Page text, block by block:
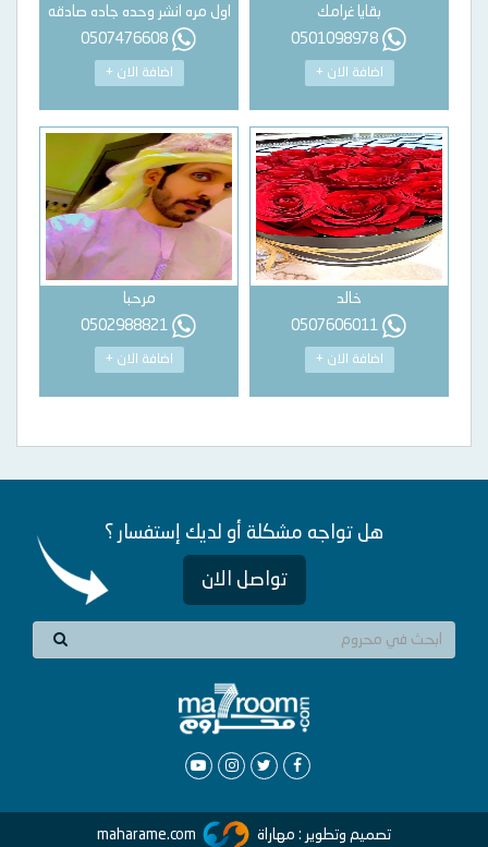
بقايا غرامك
0501098978
اضافة الان +
اول مره انشر وحده جاده صادقه
0507476608
اضافة الان +
خالد
0507606011
اضافة الان +
مرحبا
0502988821
اضافة الان +
هل تواجه مشكلة أو لديك إستفسار ؟
تواصل الان
تصميم وتطوير : مهاراة